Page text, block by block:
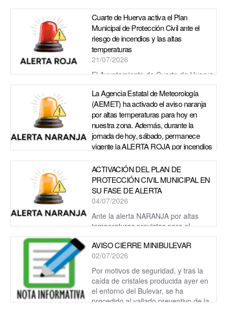
Cuarte de Huerva activa el Plan
Municipal de Protección Civil ante el
riesgo de incendios y las altas
temperaturas
21/07/2026
El Ayuntamiento de Cuarte de Huerva
mantiene activado el Plan Municipal de Protección Civil en
fase de alerta ante la alerta roja por riesgo de inc...
La Agencia Estatal de Meteorología
(AEMET) ha activado el aviso naranja
por altas temperaturas para hoy en
nuestra zona. Además, durante la
jornada de hoy, sábado, permanece
vigente la ALERTA ROJA por incendios
06/07/2026
La Agencia Estatal de Meteorología (AEMET) ha activado el
aviso naranja por altas temperaturas para hoy en nuestra
zona. Además, permanece vigente ...
ACTIVACIÓN DEL PLAN DE
PROTECCIÓN CIVIL MUNICIPAL EN
SU FASE DE ALERTA
04/07/2026
Ante la alerta NARANJA por altas
temperaturas previstas para el
domingo 5 de julio, el Ayuntamiento mantiene su Plan de
Protección Civil en fase de...AVISO CIERRE MINIBULEVAR
02/07/2026
Por motivos de seguridad, y tras la
caída de cristales producida ayer en
el entorno del Bulevar, se ha
procedido al vallado preventivo de la